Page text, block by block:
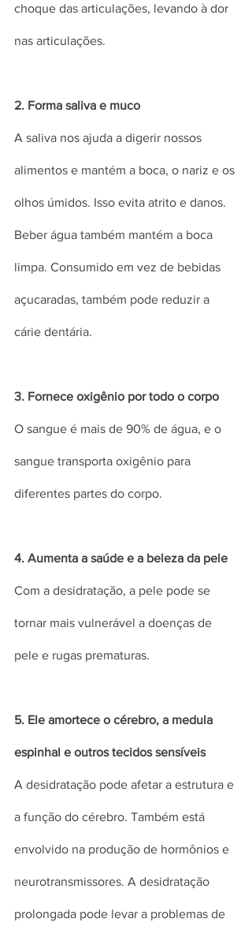
choque das articulações, levando à dor
nas articulações.
2. Forma saliva e muco
A saliva nos ajuda a digerir nossos
alimentos e mantém a boca, o nariz e os
olhos úmidos. Isso evita atrito e danos.
Beber água também mantém a boca
limpa. Consumido em vez de bebidas
açucaradas, também pode reduzir a
cárie dentária.
3. Fornece oxigênio por todo o corpo
O sangue é mais de 90% de água, e o
sangue transporta oxigênio para
diferentes partes do corpo.
4. Aumenta a saúde e a beleza da pele
Com a desidratação, a pele pode se
tornar mais vulnerável a doenças de
pele e rugas prematuras.
5. Ele amortece o cérebro, a medula
espinhal e outros tecidos sensíveis
A desidratação pode afetar a estrutura e
a função do cérebro. Também está
envolvido na produção de hormônios e
neurotransmissores. A desidratação
prolongada pode levar a problemas de